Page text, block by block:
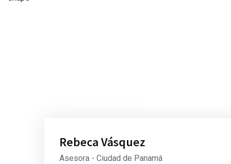
Rebeca Vásquez
Asesora - Ciudad de Panamá